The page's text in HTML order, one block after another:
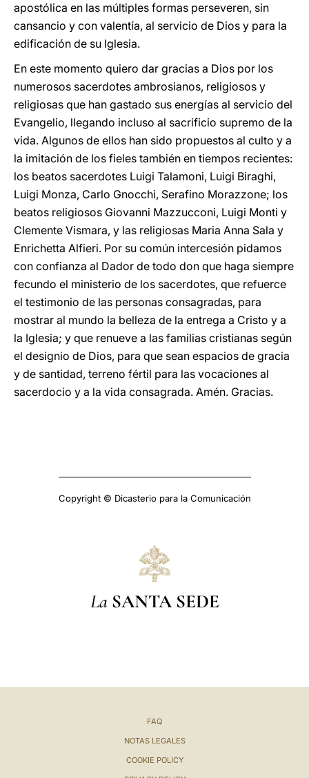
apostólica en las múltiples formas perseveren, sin
cansancio y con valentía, al servicio de Dios y para la
edificación de su Iglesia.
En este momento quiero dar gracias a Dios por los
numerosos sacerdotes ambrosianos, religiosos y
religiosas que han gastado sus energías al servicio del
Evangelio, llegando incluso al sacrificio supremo de la
vida. Algunos de ellos han sido propuestos al culto y a
la imitación de los fieles también en tiempos recientes:
los beatos sacerdotes Luigi Talamoni, Luigi Biraghi,
Luigi Monza, Carlo Gnocchi, Serafino Morazzone; los
beatos religiosos Giovanni Mazzucconi, Luigi Monti y
Clemente Vismara, y las religiosas Maria Anna Sala y
Enrichetta Alfieri. Por su común intercesión pidamos
con confianza al Dador de todo don que haga siempre
fecundo el ministerio de los sacerdotes, que refuerce
el testimonio de las personas consagradas, para
mostrar al mundo la belleza de la entrega a Cristo y a
la Iglesia; y que renueve a las familias cristianas según
el designio de Dios, para que sean espacios de gracia
y de santidad, terreno fértil para las vocaciones al
sacerdocio y a la vida consagrada. Amén. Gracias.
Copyright © Dicasterio para la Comunicación
La SANTA SEDE
FAQ
NOTAS LEGALES
COOKIE POLICY